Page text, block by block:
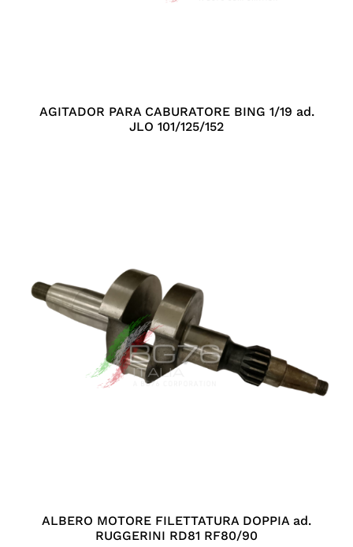
AGITADOR PARA CABURATORE BING 1/19 ad.
JLO 101/125/152
ALBERO MOTORE FILETTATURA DOPPIA ad.
RUGGERINI RD81 RF80/90